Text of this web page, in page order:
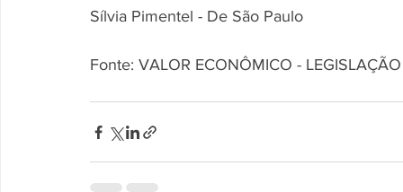
Sílvia Pimentel - De
Fonte: VALOR ECONÔMICO -